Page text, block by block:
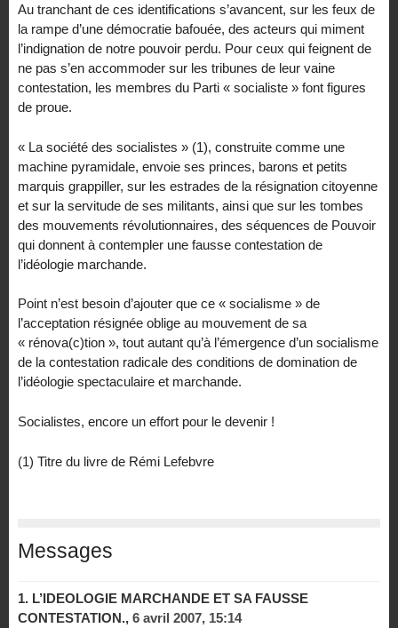
Au tranchant de ces identifications s’avancent, sur les feux de
la rampe d’une démocratie bafouée, des acteurs qui miment
l’indignation de notre pouvoir perdu. Pour ceux qui feignent de
ne pas s’en accommoder sur les tribunes de leur vaine
contestation, les membres du Parti « socialiste » font figures
de proue.
« La société des socialistes » (1), construite comme une
machine pyramidale, envoie ses princes, barons et petits
marquis grappiller, sur les estrades de la résignation citoyenne
et sur la servitude de ses militants, ainsi que sur les tombes
des mouvements révolutionnaires, des séquences de Pouvoir
qui donnent à contempler une fausse contestation de
l’idéologie marchande.
Point n’est besoin d’ajouter que ce « socialisme » de
l’acceptation résignée oblige au mouvement de sa
« rénova(c)tion », tout autant qu’à l’émergence d’un socialisme
de la contestation radicale des conditions de domination de
l’idéologie spectaculaire et marchande.
Socialistes, encore un effort pour le devenir !
(1) Titre du livre de Rémi Lefebvre
Messages
1. L’IDEOLOGIE MARCHANDE ET SA FAUSSE
CONTESTATION., 6 avril 2007, 15:14